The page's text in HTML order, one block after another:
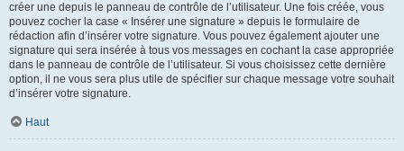
créer une depuis le panneau de contrôle de l’utilisateur. Une fois créée, vous
pouvez cocher la case « Insérer une signature » depuis le formulaire de
rédaction afin d’insérer votre signature. Vous pouvez également ajouter une
signature qui sera insérée à tous vos messages en cochant la case appropriée
dans le panneau de contrôle de l’utilisateur. Si vous choisissez cette dernière
option, il ne vous sera plus utile de spécifier sur chaque message votre souhait
d’insérer votre signature.
Haut